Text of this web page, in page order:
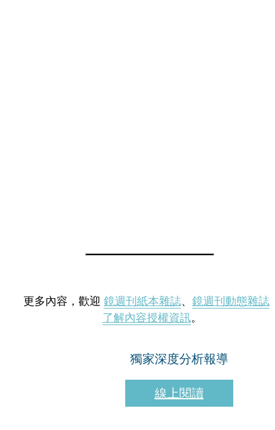
更多內容，歡迎 鏡週刊紙本雜誌、 鏡週刊動態雜誌
了解內容授權資訊。
獨家深度分析報導
線上閱讀